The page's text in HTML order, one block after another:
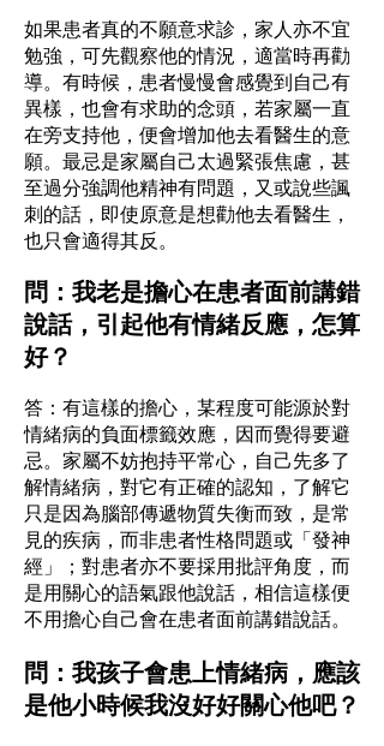
如果患者真的不願意求診，家人亦不宜
勉強，可先觀察他的情況，適當時再勸
導。有時候，患者慢慢會感覺到自己有
異樣，也會有求助的念頭，若家屬一直
在旁支持他，便會增加他去看醫生的意
願。最忌是家屬自己太過緊張焦慮，甚
至過分強調他精神有問題，又或說些諷
刺的話，即使原意是想勸他去看醫生，
也只會適得其反。
問：我老是擔心在患者面前講錯
說話，引起他有情緒反應，怎算
好？
答：有這樣的擔心，某程度可能源於對
情緒病的負面標籤效應，因而覺得要避
忌。家屬不妨抱持平常心，自己先多了
解情緒病，對它有正確的認知，了解它
只是因為腦部傳遞物質失衡而致，是常
見的疾病，而非患者性格問題或「發神
經」；對患者亦不要採用批評角度，而
是用關心的語氣跟他說話，相信這樣便
不用擔心自己會在患者面前講錯說話。
問：我孩子會患上情緒病，應該
是他小時候我沒好好關心他吧？